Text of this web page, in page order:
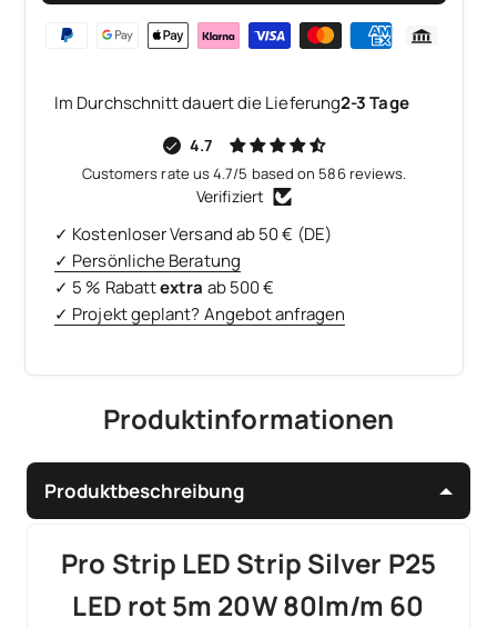
Im Durchschnitt dauert die Lieferung2-3 Tage
4.7
Customers rate us 4.7/5 based on 586 reviews.
Verifiziert
✓ Kostenloser Versand ab 50 € (DE)
✓ Persönliche Beratung
✓ 5 % Rabattextra ab 500 €
✓ Projekt geplant? Angebot anfragen
Produktinformationen
Produktbeschreibung
Pro Strip LED Strip Silver P25
LED rot 5m 20W 80lm/m 60